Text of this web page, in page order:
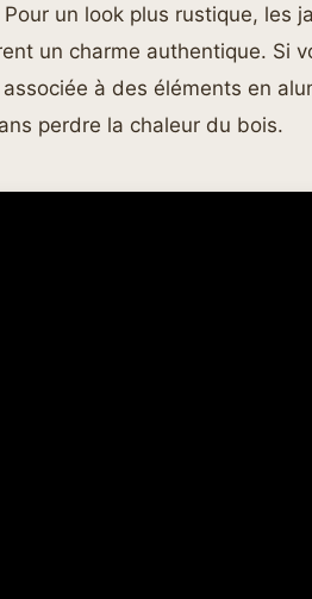
un look plus rustique, les
un charme authentique. Si
à des éléments en
perdre la chaleur du bois.